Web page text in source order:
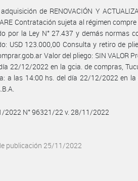
de RENOVACIÓN Y
Contratación sujeta al régimen
por la Ley N° 27.437 y demás normas
USD 123.000,00 Consulta y retiro de
Valor del pliego: SIN VALOR
22/12/2022 en la gcia. de compras,
a las 14:00 hs. del día 22/12/2022 en
2022 N° 96321/22 v. 28/11/2022
publicación 25/11/2022